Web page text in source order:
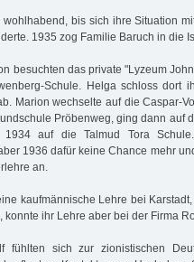
bis sich ihre Situation
1935 zog Familie Baruch in die
besuchten das private "Lyzeum
Schule. Helga schloss dort
Marion wechselte auf die Caspar-
Pröbenweg, ging dann auf
1934 auf die Talmud Tora
1936 dafür keine Chance mehr
an.
kaufmännische Lehre bei
konnte ihr Lehre aber bei der Firma
fühlten sich zur zionistischen